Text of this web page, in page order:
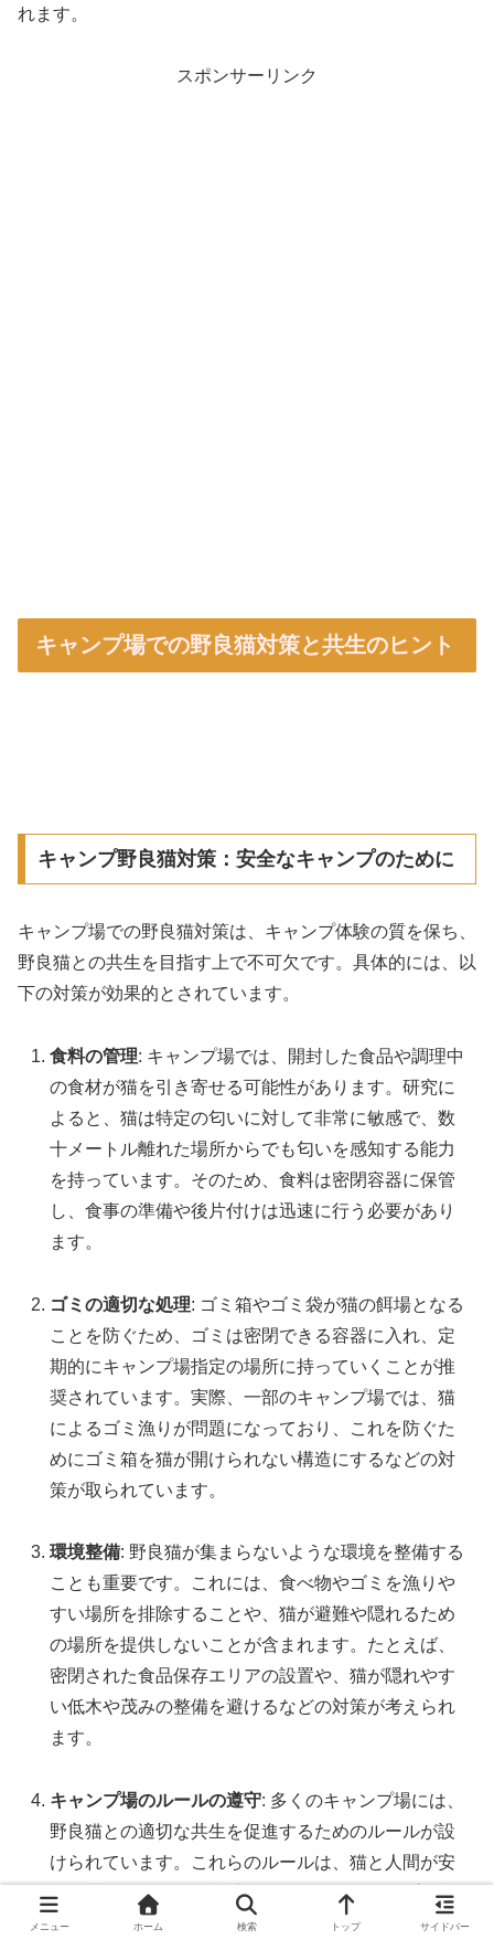
れます。
スポンサーリンク
キャンプ場での野良猫対策と共生のヒント
キャンプ野良猫対策：安全なキャンプのために
キャンプ場での野良猫対策は、キャンプ体験の質を保ち、
野良猫との共生を目指す上で不可欠です。具体的には、以
下の対策が効果的とされています。
食料の管理: キャンプ場では、開封した食品や調理中
の食材が猫を引き寄せる可能性があります。研究に
よると、猫は特定の匂いに対して非常に敏感で、数
十メートル離れた場所からでも匂いを感知する能力
を持っています。そのため、食料は密閉容器に保管
し、食事の準備や後片付けは迅速に行う必要があり
ます。
ゴミの適切な処理: ゴミ箱やゴミ袋が猫の餌場となる
ことを防ぐため、ゴミは密閉できる容器に入れ、定
期的にキャンプ場指定の場所に持っていくことが推
奨されています。実際、一部のキャンプ場では、猫
によるゴミ漁りが問題になっており、これを防ぐた
めにゴミ箱を猫が開けられない構造にするなどの対
策が取られています。
環境整備: 野良猫が集まらないような環境を整備する
ことも重要です。これには、食べ物やゴミを漁りや
すい場所を排除することや、猫が避難や隠れるため
の場所を提供しないことが含まれます。たとえば、
密閉された食品保存エリアの設置や、猫が隠れやす
い低木や茂みの整備を避けるなどの対策が考えられ
ます。
キャンプ場のルールの遵守: 多くのキャンプ場には、
野良猫との適切な共生を促進するためのルールが設
けられています。これらのルールは、猫と人間が安
全に共存できるよう設計されており、キャンプ場利
用者はこれらのルールを遵守することが求められま
メニュー ホーム 検索 トップ サイドバー